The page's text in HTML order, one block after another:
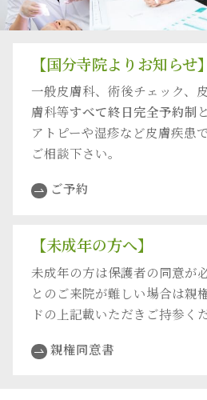
【国分寺院よりお知らせ】
一般皮膚科、術後チェック、
膚科等すべて終日完全予約制
アトピーや湿疹など皮膚疾患
ご相談下さい。
ご予約
【未成年の方へ】
未成年の方は保護者の同意が
とのご来院が難しい場合は親
ドの上記載いただきご持参く
親権同意書